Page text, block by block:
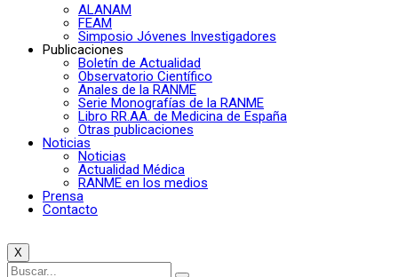
ALANAM
FEAM
Simposio Jóvenes Investigadores
Publicaciones
Boletín de Actualidad
Observatorio Científico
Anales de la RANME
Serie Monografías de la RANME
Libro RR.AA. de Medicina de España
Otras publicaciones
Noticias
Noticias
Actualidad Médica
RANME en los medios
Prensa
Contacto
X